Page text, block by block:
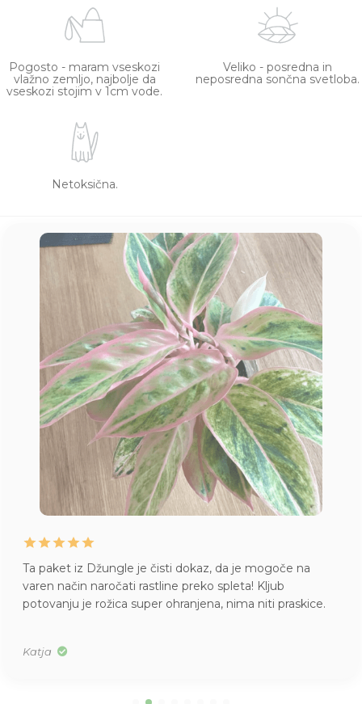
Pogosto - maram vseskozi
vlažno zemljo, najbolje da
vseskozi stojim v 1cm vode.
Veliko - posredna in
neposredna sončna svetloba.
Netoksična.
Ta paket iz Džungle je čisti dokaz, da je mogoče na
varen način naročati rastline preko spleta! Kljub
potovanju je rožica super ohranjena, nima niti praskice.
Katja